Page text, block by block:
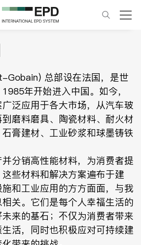
Gobain) 总部设在法国，是世
年开始进入中国。如今，
泛应用于各大市场，从汽车玻
磨料磨具、陶瓷材料、耐火材
膏建材、工业砂浆和球墨铸铁
分销高性能材料，为消费者提
些材料和解决方案遍布于建
和工业应用的方方面面，与我
关。它们是每个人幸福生活的
来的基石；不仅为消费者带来
活，同时也积极应对可持续建